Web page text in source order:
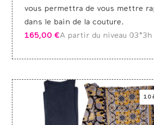
vous permettra de vous mettre
dans le bain de la couture.
165,00 €A partir du niveau 03*3h